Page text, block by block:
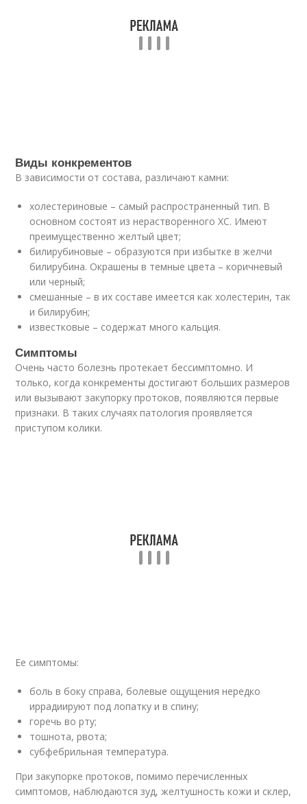
Виды конкрементов
В зависимости от состава, различают камни:
холестериновые – самый распространенный тип. В
основном состоят из нерастворенного ХС. Имеют
преимущественно желтый цвет;
билирубиновые – образуются при избытке в желчи
билирубина. Окрашены в темные цвета – коричневый
или черный;
смешанные – в их составе имеется как холестерин, так
и билирубин;
известковые – содержат много кальция.
Симптомы
Очень часто болезнь протекает бессимптомно. И
только, когда конкременты достигают больших размеров
или вызывают закупорку протоков, появляются первые
признаки. В таких случаях патология проявляется
приступом колики.
Ее симптомы:
боль в боку справа, болевые ощущения нередко
иррадиируют под лопатку и в спину;
горечь во рту;
тошнота, рвота;
субфебрильная температура.
При закупорке протоков, помимо перечисленных
симптомов, наблюдаются зуд, желтушность кожи и склер,